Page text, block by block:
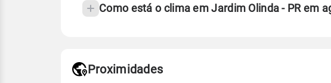
Como está o clima em Jardim Olinda - PR em
Proximidades